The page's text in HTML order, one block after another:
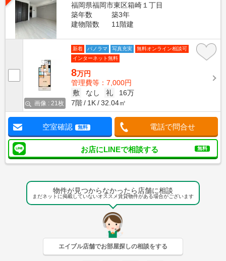
福岡県福岡市東区箱崎１丁目
築年数
築3年
建物階数
11階建
画像 : 21枚
新着 パノラマ 写真充実
無料オンライン相談可
インターネット無料
8万円
管理費等：7,000円
敷
なし 礼
16万
7階
1K 32.04㎡
空室確認 無料 電話で問合せ
お店にLINEで相談する 無料
物件が見つからなかったら店舗に相談
まだネットに掲載していないオススメ賃貸物件がある場合がございます
エイブル店舗でお部屋探しの相談をする